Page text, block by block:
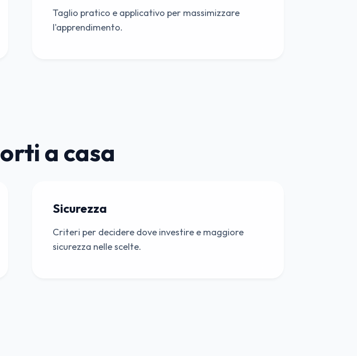
Taglio pratico e applicativo per massimizzare
l'apprendimento.
a casa
Sicurezza
Criteri per decidere dove investire e maggiore
sicurezza nelle scelte.